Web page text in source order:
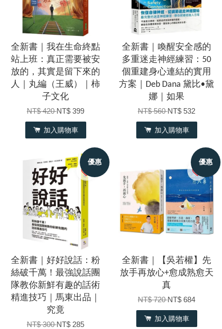
全新書｜我在生命終點
站上班：真正需要被安
放的，其實是留下來的
人｜丸編（王威）｜柿
子文化
NT$ 420NT$ 399
加入購物車
全新書｜喚醒安全感的
多重迷走神經練習：50
個重建身心連結的實用
方案｜Deb Dana 黛比•黛
娜｜如果
NT$ 560NT$ 532
加入購物車
優惠
全新書｜好好說話：粉
絲破千萬！最強說話團
隊教你新鮮有趣的話術
精進技巧｜馬東出品｜
究竟
NT$ 300NT$ 285
優惠
全新書｜【吳若權】先
放手再放心+愈成熟愈天
真
NT$ 720NT$ 684
加入購物車